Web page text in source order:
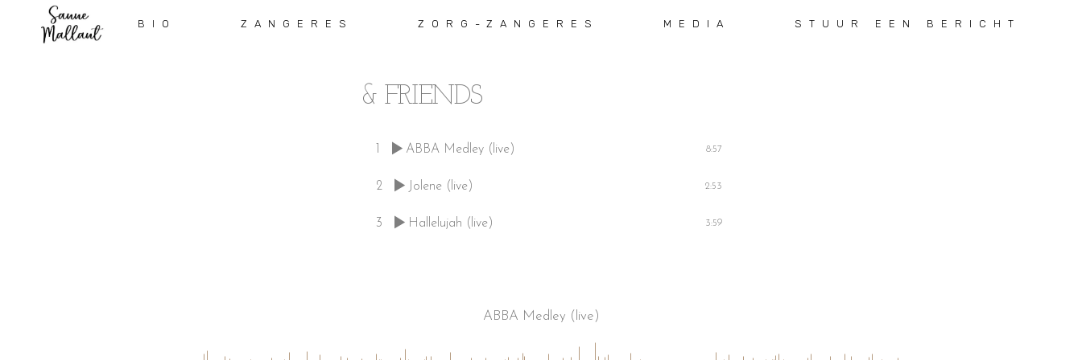
BIO ZANGERES ZORG-ZANGERES MEDIA STUUR EEN BERICHT
& FRIENDS
ABBA Medley (live) 8:57
2 Jolene (live) 2:53
3 Hallelujah (live) 3:59
ABBA Medley (live)